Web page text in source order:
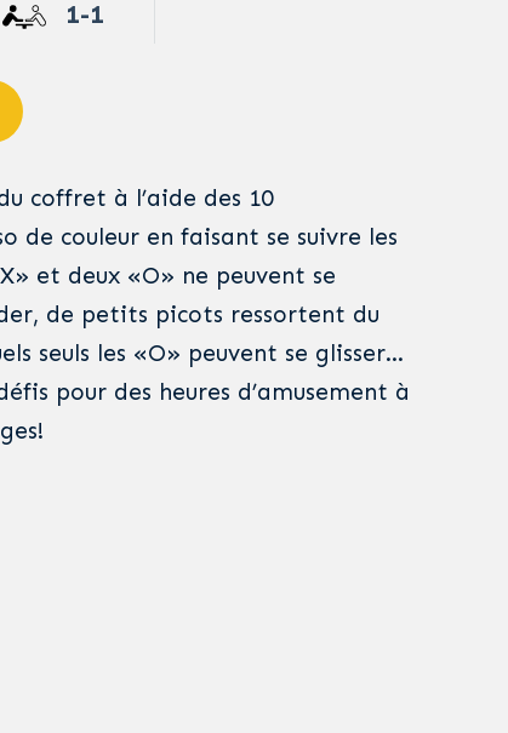
1-1
coffret à l’aide des 10
de couleur en faisant se suivre les
et deux «O» ne peuvent se
de petits picots ressortent du
seuls les «O» peuvent se glisser…
pour des heures d’amusement à